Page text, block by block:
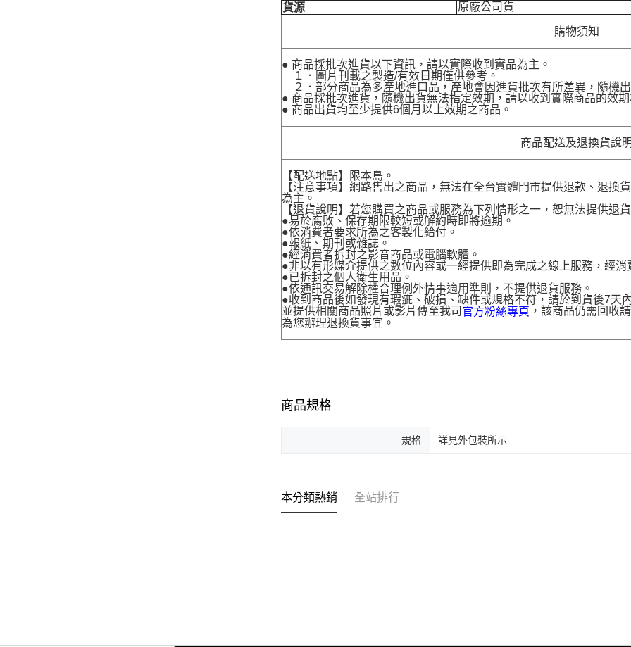
貨源
原廠公司貨
購物須知
● 商品採批次進貨以下資訊，請以實際收到實品為主。
１．圖片刊載之製造/有效日期僅供參考。
２．部分商品為多產地進口品，產地會因進貨批次有所差異，隨機出
● 商品採批次進貨，隨機出貨無法指定效期，請以收到實際商品的效期
● 商品出貨均至少提供6個月以上效期之商品。
商品配送及退換貨說明
【配送地點】限本島。
【注意事項】網路售出之商品，無法在全台實體門市提供退款、退換
為主。
【退貨說明】若您購買之商品或服務為下列情形之一，恕無法提供退貨
●易於腐敗、保存期限較短或解約時即將逾期。
●依消費者要求所為之客製化給付。
●報紙、期刊或雜誌。
●經消費者拆封之影音商品或電腦軟體。
●非以有形媒介提供之數位內容或一經提供即為完成之線上服務，經消
●已拆封之個人衛生用品。
●依通訊交易解除權合理例外情事適用準則，不提供退貨服務。
●收到商品後如發現有瑕疵、破損、缺件或規格不符，請於到貨後7天
並提供相關商品照片或影片傳至我司 官方粉絲專頁 ，該商品仍需回收
為您辦理退換貨事宜。
商品規格
規格 詳見外包裝所示
本分類熱銷 全站排行